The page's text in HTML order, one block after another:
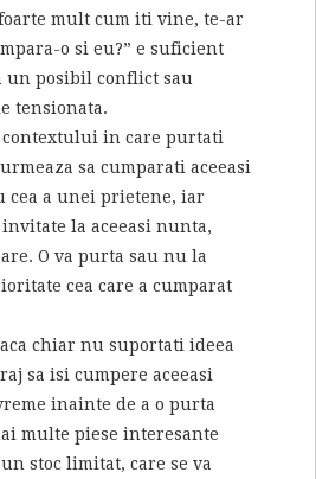
mult cum iti vine, te-ar
o si eu?” e suficient
posibil conflict sau
tensionata.
contextului in care purtati
sa cumparati aceeasi
cea a unei prietene, iar
la aceeasi nunta,
O va purta sau nu la
cea care a cumparat
chiar nu suportati ideea
sa isi cumpere aceeasi
inainte de a o purta
multe piese interesante
stoc limitat, care se va